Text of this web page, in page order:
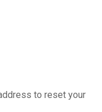
to reset your